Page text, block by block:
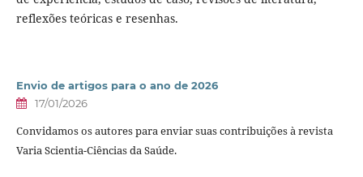
reflexões teóricas e resenhas.
Envio de artigos para o ano de 2026
17/01/2026
Convidamos os autores para enviar suas contribuições à revista
Varia Scientia-Ciências da Saúde.